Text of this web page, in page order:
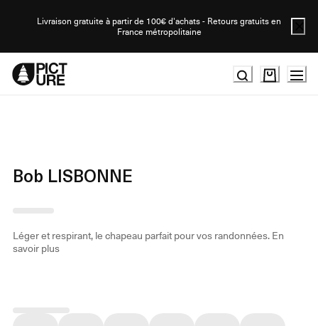
Livraison gratuite à partir de 100€ d'achats - Retours gratuits en
France métropolitaine
Bob LISBONNE
Léger et respirant, le chapeau parfait pour vos randonnées.En
savoir plus